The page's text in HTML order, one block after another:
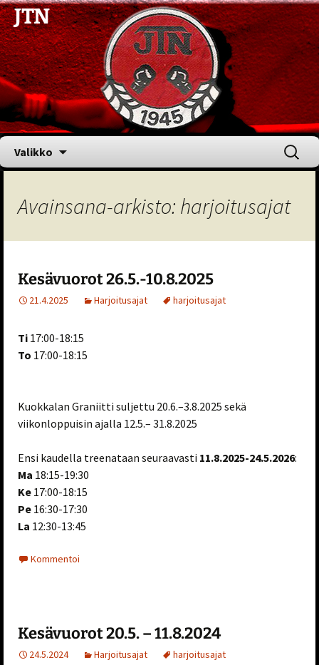
JTN
Valikko Haku:
Avainsana-arkisto: harjoitusajat
Kesävuorot 26.5.-10.8.2025
21.4.2025 Harjoitusajat harjoitusajat
Ti 17:00-18:15
To 17:00-18:15
Kuokkalan Graniitti suljettu 20.6.–3.8.2025 sekä
viikonloppuisin ajalla 12.5.– 31.8.2025
Ensi kaudella treenataan seuraavasti 11.8.2025-24.5.2026:
Ma 18:15-19:30
Ke 17:00-18:15
Pe 16:30-17:30
La 12:30-13:45
Kommentoi
Kesävuorot 20.5. – 11.8.2024
24.5.2024 Harjoitusajat harjoitusajat